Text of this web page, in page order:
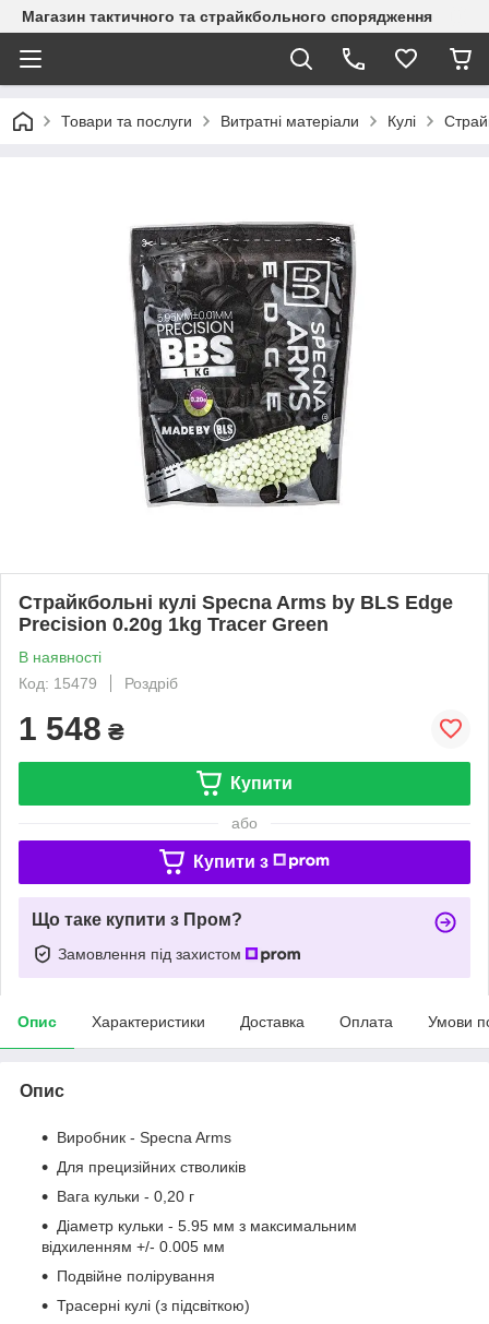
Магазин тактичного та страйкбольного спорядження
Товари та послуги Витратні матеріали Кулі
Страйкбольні кулі Specna Arms by BLS Edge
Precision 0.20g 1kg Tracer Green
В наявності
Код: 15479
Роздріб
1 548 ₴
Купити
або
Купити з
Що таке купити з Пром?
Замовлення під захистом
Опис Характеристики Доставка Оплата Умови
Опис
Виробник - Specna Arms
Для прецизійних стволиків
Вага кульки - 0,20 г
Діаметр кульки - 5.95 мм з максимальним
відхиленням +/- 0.005 мм
Подвійне полірування
Трасерні кулі (з підсвіткою)